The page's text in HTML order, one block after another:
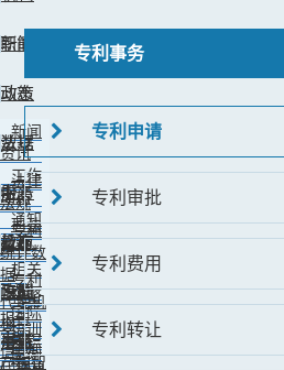
职能
新闻
动态
新闻
资讯
工作
动态
通知
公告
政策
法规
法律
法规
司法
解释
相关
政策
国际
条约
案例
数据
中心
专利
统计数
据
预警
报告
知识
产权智
服务
机构
专利
代理机
构
商标
教育
培训
培训
信息
专利
事务
展示
专利事务
专利申请
专利审批
专利费用
专利转让